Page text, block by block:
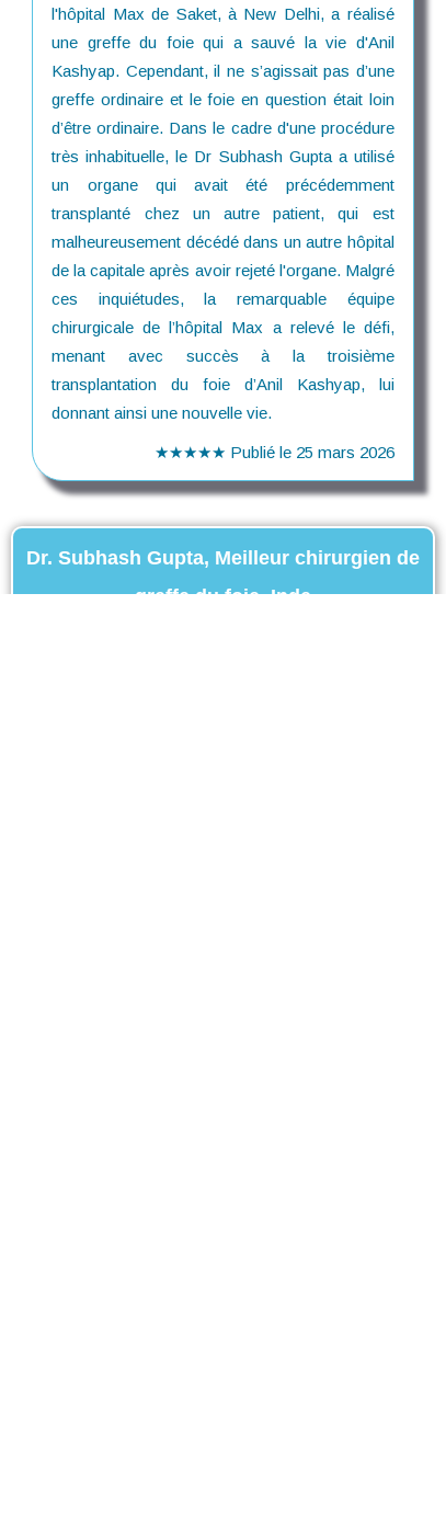
l'hôpital Max de Saket, à New Delhi, a réalisé
une greffe du foie qui a sauvé la vie d'Anil
Kashyap. Cependant, il ne s’agissait pas d’une
greffe ordinaire et le foie en question était loin
d’être ordinaire. Dans le cadre d'une procédure
très inhabituelle, le Dr Subhash Gupta a utilisé
un organe qui avait été précédemment
transplanté chez un autre patient, qui est
malheureusement décédé dans un autre hôpital
de la capitale après avoir rejeté l'organe. Malgré
ces inquiétudes, la remarquable équipe
chirurgicale de l’hôpital Max a relevé le défi,
menant avec succès à la troisième
transplantation du foie d’Anil Kashyap, lui
donnant ainsi une nouvelle vie.
★★★★★ Publié le 25 mars 2026
Dr. Subhash Gupta, Meilleur chirurgien de
greffe du foie, Inde